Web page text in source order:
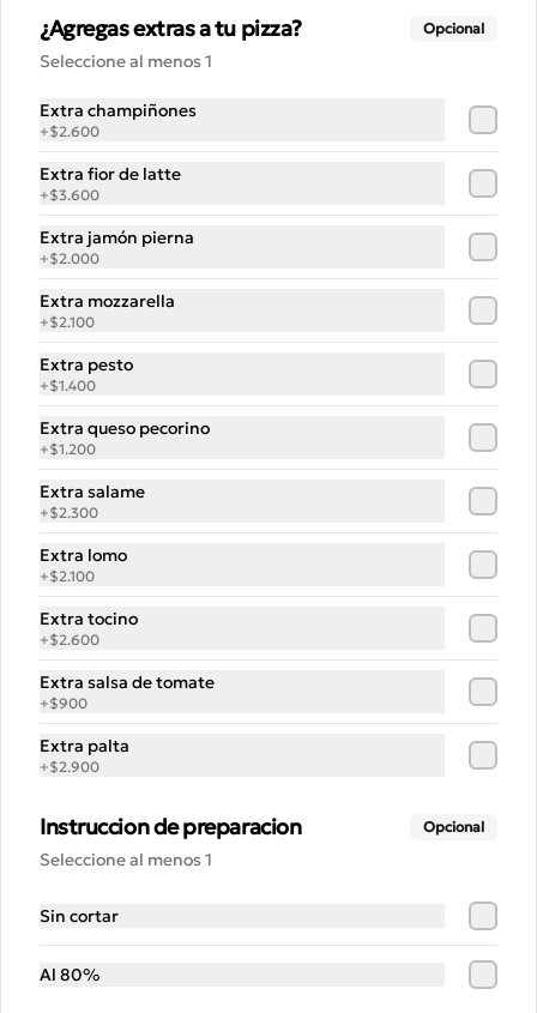
Pizza Jamon y Pimenton
Mozzarella fresca, jamón pierna,
$15.500
ahumado, Berenjenas fritas, albahaca ,
Orégano
con pesto de la casa.
ALMACÉN POPULAR
lista para destacar en cualquier lugar.
Avena, berries, pasas, almendras y
¿Agregas extras a tu pizza? Opcional
Seleccione al menos 1
Extra champiñones
+$2.600
Extra fior de latte
+$3.600
Extra jamón pierna
+$2.000
Extra mozzarella
+$2.100
Extra pesto
+$1.400
Extra queso pecorino
+$1.200
Extra salame
+$2.300
Extra lomo
+$2.100
Extra tocino
+$2.600
Extra salsa de tomate
+$900
Extra palta
+$2.900
Instruccion de preparacion Opcional
Seleccione al menos 1
Sin cortar
Al 80%